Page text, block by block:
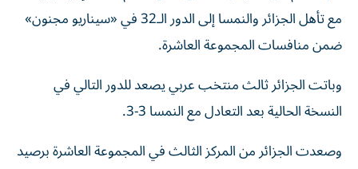
مع تأهل الجزائر والنمسا إلى الدور الـ32 في «سيناريو مجنون»
ضمن منافسات المجموعة العاشرة.
وباتت الجزائر ثالث منتخب عربي يصعد للدور التالي في
النسخة الحالية بعد التعادل مع النمسا 3-3.
وصعدت الجزائر من المركز الثالث في المجموعة العاشرة برصيد